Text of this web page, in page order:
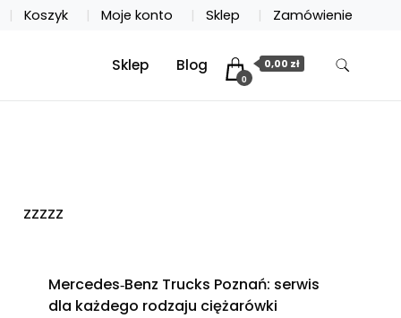
Koszyk Moje konto Sklep Zamówienie
Sklep Blog
0
0,00 zł
zzzzz
Mercedes‑Benz Trucks Poznań: serwis
dla każdego rodzaju ciężarówki